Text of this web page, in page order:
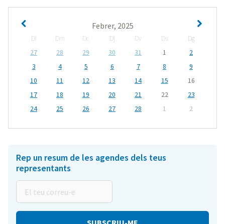
Febrer, 2025
Dl Dm Dc Dj Dv Ds
Dg
27
28 29 30 31 1
2
3
4 5 6 7 8
9
10
11 12 13 14 15
16
17
18 19 20 21 22
23
24
25 26 27 28 1 2
Rep un resum de les agendes dels teus
representants
teu
correu-